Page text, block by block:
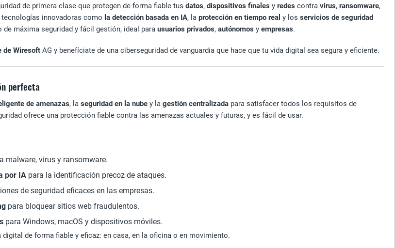
de primera clase que protegen de forma fiable tus datos, dispositivos finales y redes contra virus, ransomware,
innovadoras como la detección basada en IA, la protección en tiempo real y los servicios de seguridad
de máxima seguridad y fácil gestión, ideal para usuarios privados, autónomos y empresas.
de Wiresoft AG y benefíciate de una ciberseguridad de vanguardia que hace que tu vida digital sea segura y eficiente.
perfecta
de amenazas, la seguridad en la nube y la gestión centralizada para satisfacer todos los requisitos de
ofrece una protección fiable contra las amenazas actuales y futuras, y es fácil de usar.
malware, virus y ransomware.
por IA para la identificación precoz de ataques.
de seguridad eficaces en las empresas.
para bloquear sitios web fraudulentos.
para Windows, macOS y dispositivos móviles.
de forma fiable y eficaz: en casa, en la oficina o en movimiento.